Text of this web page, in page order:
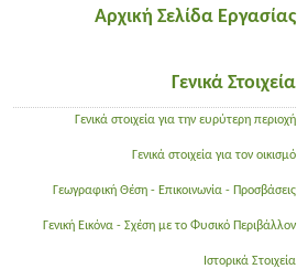
Αρχική Σελίδα Εργασίας
Γενικά Στοιχεία
Γενικά στοιχεία για την ευρύτερη περιοχή
Γενικά στοιχεία για τον οικισμό
Γεωγραφική Θέση - Επικοινωνία - Προσβάσεις
Γενική Εικόνα - Σχέση με το Φυσικό Περιβάλλον
Ιστορικά Στοιχεία